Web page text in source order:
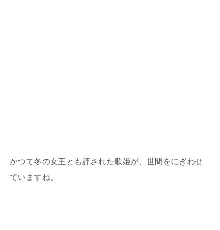
かつて冬の女王とも評された歌姫が、世間をにぎわせ
ていますね。